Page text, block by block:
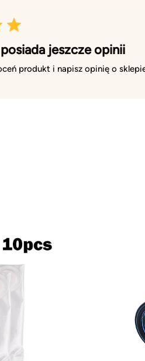
jeszcze opinii
produkt i napisz opinię o